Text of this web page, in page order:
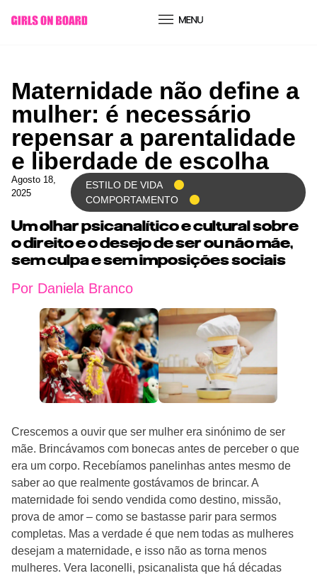
conteúdo
Maternidade não define a
mulher: é necessário
repensar a parentalidade
e liberdade de escolha
Agosto 18,
2025
ESTILO DE VIDA
COMPORTAMENTO
Um olhar psicanalítico e cultural sobre
o direito e o desejo de ser ou não mãe,
sem culpa e sem imposições sociais
Por Daniela Branco
Crescemos a ouvir que ser mulher era sinónimo de ser
mãe. Brincávamos com bonecas antes de perceber o que
era um corpo. Recebíamos panelinhas antes mesmo de
saber ao que realmente gostávamos de brincar. A
maternidade foi sendo vendida como destino, missão,
prova de amor – como se bastasse parir para sermos
completas. Mas a verdade é que nem todas as mulheres
desejam a maternidade, e isso não as torna menos
mulheres. Vera Iaconelli, psicanalista que há décadas